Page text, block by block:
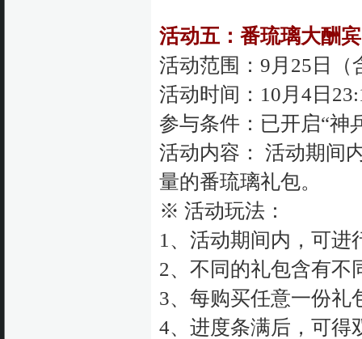
活动五：番琉璃大酬
活动范围：9月25日（
活动时间：10月4日
参与条件：已开启“神
活动内容： 活动期间
量的番琉璃礼包。
※ 活动玩法：
1、活动期间内，可进
2、不同的礼包含有不
3、每购买任意一份礼
4、进度条满后，可得